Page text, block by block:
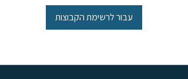
עבור לרשימת הקבוצות